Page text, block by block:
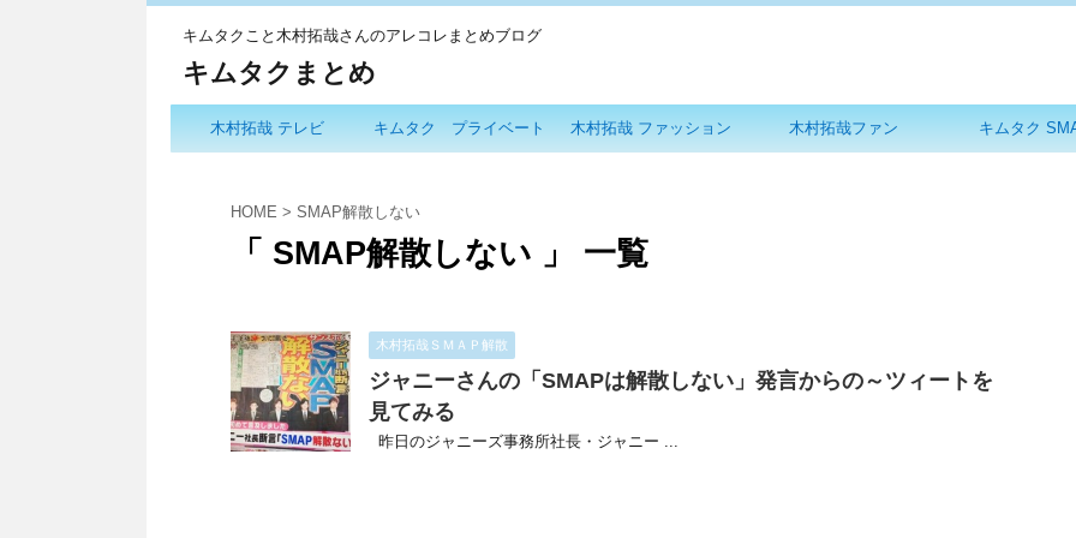
キムタクこと木村拓哉さんのアレコレまとめブログ
キムタクまとめ
木村拓哉 テレビ キムタク プライベート 木村拓哉 ファッション 木村拓哉ファン キムタク
HOME > SMAP解散しない
「 SMAP解散しない 」 一覧
木村拓哉ＳＭＡＰ解散
ジャニーさんの「SMAPは解散しない」発言からの～ツィートを
見てみる
昨日のジャニーズ事務所社長・ジャニー ...